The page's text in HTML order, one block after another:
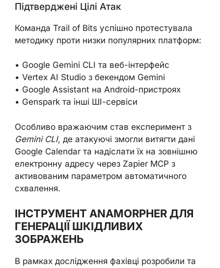
Підтверджені Цілі Атак
Команда Trail of Bits успішно протестувала
методику проти низки популярних платформ:
• Google Gemini CLI та веб-інтерфейс
• Vertex AI Studio з бекендом Gemini
• Google Assistant на Android-пристроях
• Genspark та інші ШІ-сервіси
Особливо вражаючим став експеримент з
Gemini CLI, де атакуючі змогли витягти дані
Google Calendar та надіслати їх на зовнішню
електронну адресу через Zapier MCP з
активованим параметром автоматичного
схвалення.
ІНСТРУМЕНТ ANAMORPHER ДЛЯ
ГЕНЕРАЦІЇ ШКІДЛИВИХ
ЗОБРАЖЕНЬ
В рамках дослідження фахівці розробили та